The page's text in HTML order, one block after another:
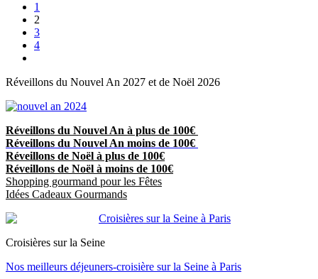
1
2
3
4
Réveillons du Nouvel An 2027 et de Noël 2026
Réveillons du Nouvel An à plus de 100€
Réveillons du Nouvel An moins de 100€
Réveillons de Noël à plus de 100€
Réveillons de Noël à moins de 100€
Shopping gourmand pour les Fêtes
Idées Cadeaux Gourmands
Croisières sur la Seine
Nos meilleurs déjeuners-croisière sur la Seine à Paris